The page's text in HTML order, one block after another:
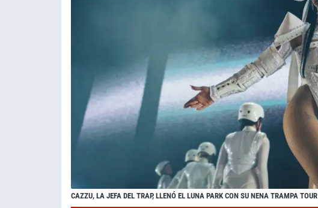
CAZZU, LA JEFA DEL TRAP, LLENÓ EL LUNA PARK CON SU NENA TRAMPA TOUR